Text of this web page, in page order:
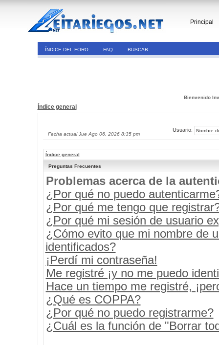
Principal
ÍNDICE DEL FORO FAQ BUSCAR
Bienvenido
Índice general
Fecha actual Jue Ago 06, 2026 8:35 pm
Usuario:
Índice general
Preguntas Frecuentes
Problemas acerca de la
¿Por qué no puedo
¿Por qué me tengo que
¿Por qué mi sesión de usuario
¿Cómo evito que mi nombre de
identificados?
¡Perdí mi contraseña!
Me registré ¡y no me puedo
Hace un tiempo me registré,
¿Qué es COPPA?
¿Por qué no puedo registrarme?
¿Cuál es la función de "Borrar